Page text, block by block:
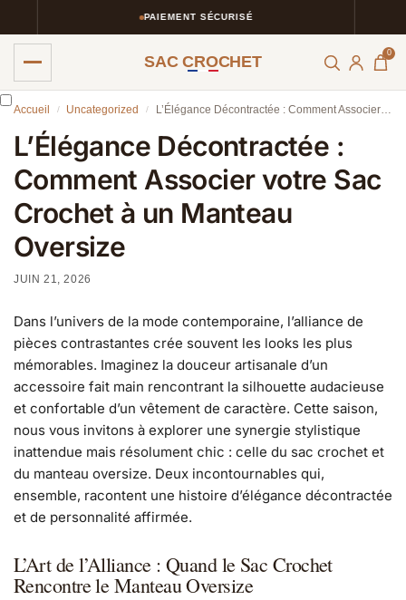
PAIEMENT SÉCURISÉ
SAC CROCHET 0
Accueil / Uncategorized / L’Élégance Décontractée : Comment Associer votre Sac Crochet à un Manteau Oversize
L’Élégance Décontractée :
Comment Associer votre Sac
Crochet à un Manteau
Oversize
JUIN 21, 2026
Dans l’univers de la mode contemporaine, l’alliance de
pièces contrastantes crée souvent les looks les plus
mémorables. Imaginez la douceur artisanale d’un
accessoire fait main rencontrant la silhouette audacieuse
et confortable d’un vêtement de caractère. Cette saison,
nous vous invitons à explorer une synergie stylistique
inattendue mais résolument chic : celle du sac crochet et
du manteau oversize. Deux incontournables qui,
ensemble, racontent une histoire d’élégance décontractée
et de personnalité affirmée.
L’Art de l’Alliance : Quand le Sac Crochet
Rencontre le Manteau Oversize